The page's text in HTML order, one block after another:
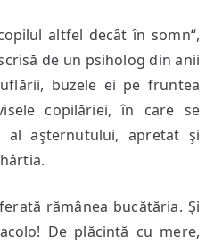
altfel decât în somn“,
de un psiholog din anii
buzele ei pe fruntea
copilăriei, în care se
al aşternutului, apretat şi
rămânea bucătăria. Şi
De plăcintă cu mere,